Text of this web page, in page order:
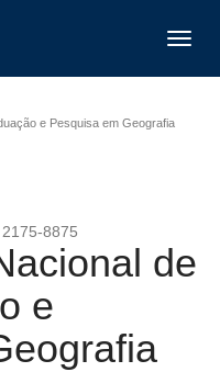
e Pesquisa em Geografia
8875
de
e